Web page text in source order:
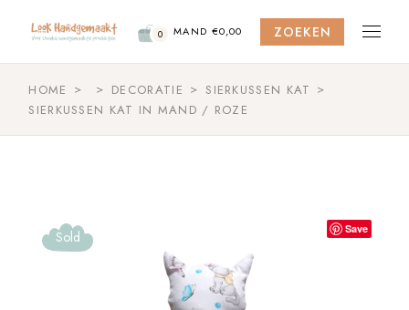
content
0 MAND €0,00 ZOEKEN
HOME DECORATIE
SIERKUSSEN KAT
SIERKUSSEN KAT IN MAND / ROZE
Sold Save